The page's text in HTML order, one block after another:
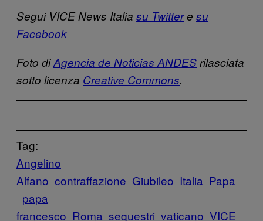
Segui VICE News Italia su Twittere su
Facebook
Foto diAgencia de Noticias ANDESrilasciata
sotto licenza Creative Commons.
Tag:
Angelino
Alfano contraffazione Giubileo Italia Papa
papa
francesco Roma sequestri vaticano VICE